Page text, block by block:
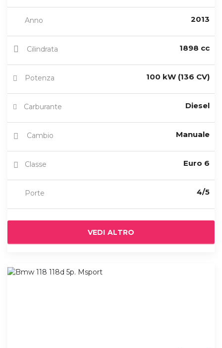
Anno 2013
Cilindrata 1898 cc
Potenza 100 kW (136 CV)
Carburante Diesel
Cambio Manuale
Classe Euro 6
Porte 4/5
VEDI ALTRO